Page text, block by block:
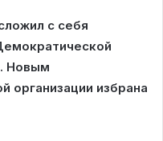
с себя
Новым
организации избрана